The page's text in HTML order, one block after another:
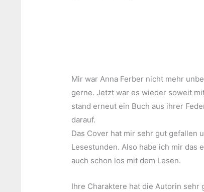
Mir war Anna Ferber nicht mehr
gerne. Jetzt war es wieder soweit
stand erneut ein Buch aus ihrer
darauf.
Das Cover hat mir sehr gut gefallen
Lesestunden. Also habe ich mir das
auch schon los mit dem Lesen.
Ihre Charaktere hat die Autorin